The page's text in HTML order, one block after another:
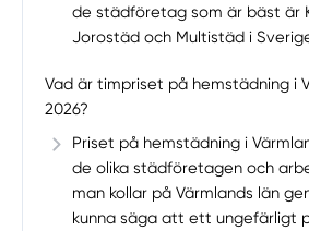
de städföretag som är bäst är
Jorostäd och Multistäd i
Vad är timpriset på hemstädning i
2026?
Priset på hemstädning i
de olika städföretagen och
man kollar på Värmlands län
kunna säga att ett ungefärligt